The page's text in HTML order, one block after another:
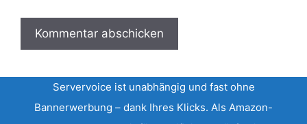
Servervoice ist unabhängig und fast ohne
Bannerwerbung – dank Ihres Klicks. Als Amazon-